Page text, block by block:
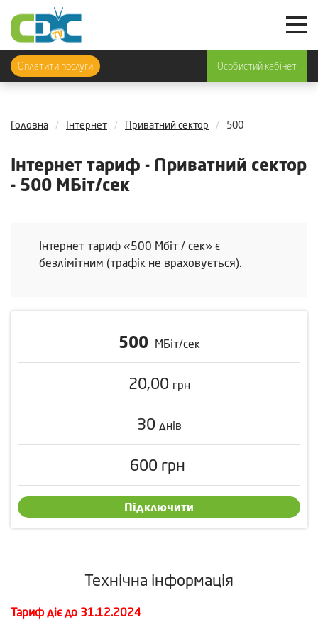
Оплатити послуги Особистий кабінет
Головна Інтернет Приватний сектор 500
Інтернет тариф - Приватний сектор
- 500 МБіт/сек
Інтернет тариф «500 Мбіт / сек» є
безлімітним (трафік не враховується).
500 МБіт/сек
20,00 грн
30 днів
600 грн
Підключити
Технічна інформація
Тариф діє до 31.12.2024